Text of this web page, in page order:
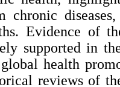
chronic
Evidence of
supported in
health
reviews of